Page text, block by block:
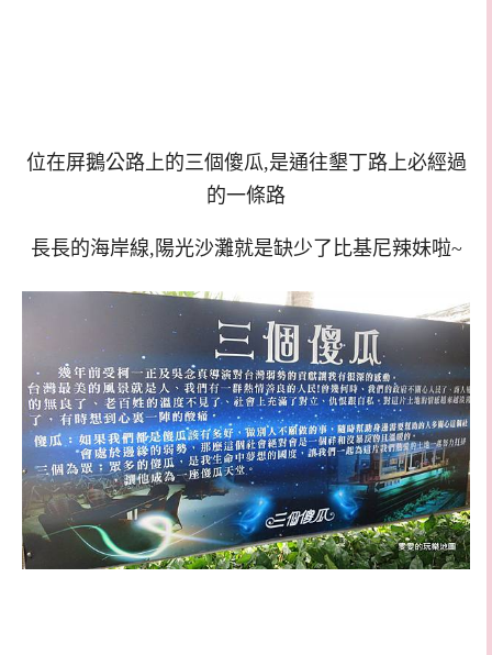
位在屏鵝公路上的三個傻瓜,是通往墾丁路上必經過
的一條路
長長的海岸線,陽光沙灘就是缺少了比基尼辣妹啦~